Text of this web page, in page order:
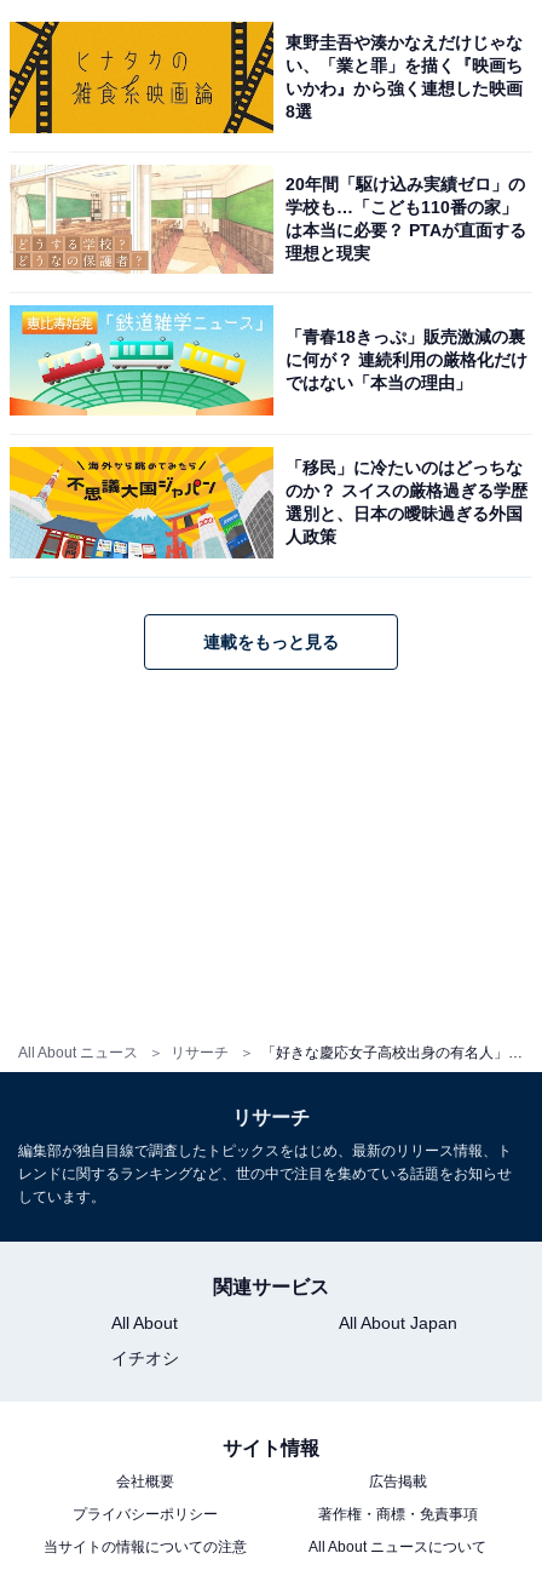
All About ニュース リサーチ
年ではかわいらしいだけではない表情が見られる演技も
多く、2023年の『最高の教師』では、複雑な事情を抱え
る女子高生を好演しました。
回答者からは「とにかく媚びなく、芯があり、言ってい
ることが的を得ている」（千葉県・40代女性）、「子役
から活躍していて、今も可愛らしい印象と賢い印象はそ
のまま変わらずいいイメージしかない」（宮城県・20代
女性）、「演技も上手いが人生何周しているのか？と思
う。達観しているところがあります」（東京都・40代男
性）
※回答者のコメントは原文ママです
この記事の執筆者：マサキヨウコ プロフィール
子ども向け雑誌や教育専門誌の編集、ベビー用品メーカ
てや教育のトレンド、夫婦問題、ジェンダー、グルメな
ど、幅広いテーマで取材・執筆を行っている。
ランキング！ 2位「弘中綾香」、1位は？
1
東野圭吾や湊かなえだけじゃな
い、「業と罪」を描く『映画ち
いかわ』から強く連想した映画
8選
20年間「駆け込み実績ゼロ」の
学校も…「こども110番の家」
は本当に必要？ PTAが直面する
理想と現実
「青春18きっぷ」販売激減の裏
に何が？ 連続利用の厳格化だけ
ではない「本当の理由」
「移民」に冷たいのはどっちな
のか？ スイスの厳格過ぎる学歴
選別と、日本の曖昧過ぎる外国
人政策
連載をもっと見る
リサーチ
編集部が独自目線で調査したトピックスをはじめ、最新のリリース情報、ト
レンドに関するランキングなど、世の中で注目を集めている話題をお知らせ
しています。
関連サービス
All About
All About Japan
イチオシ
サイト情報
会社概要
広告掲載
プライバシーポリシー
著作権・商標・免責事項
当サイトの情報についての注意
All About ニュースについて